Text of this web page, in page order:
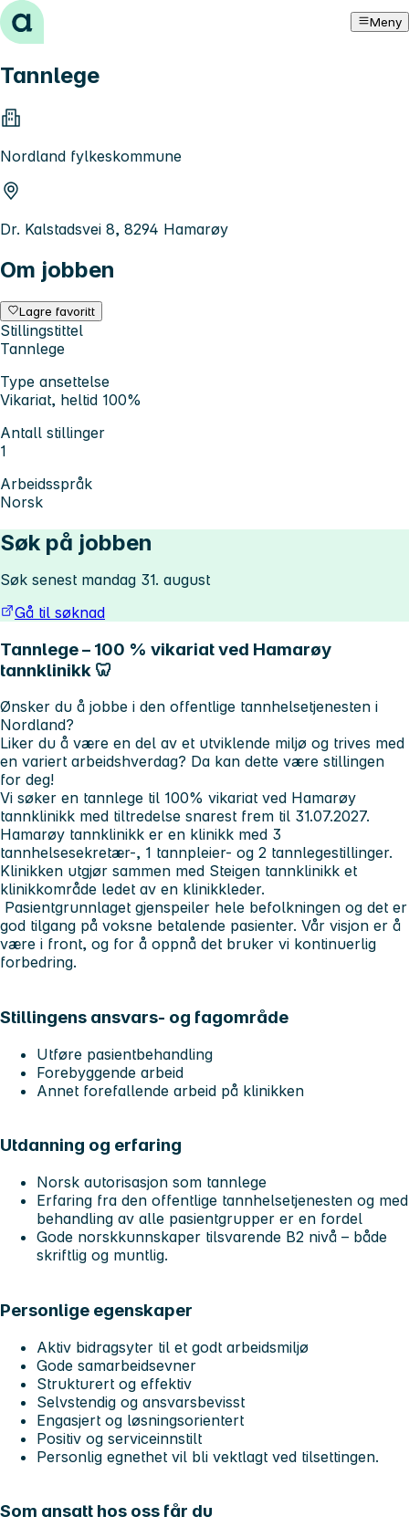
Hopp til innhold Meny
Tannlege
Nordland fylkeskommune
Dr. Kalstadsvei 8, 8294 Hamarøy
Om jobben
Lagre favoritt
Stillingstittel
Tannlege
Type ansettelse
Vikariat, heltid 100%
Antall stillinger
1
Arbeidsspråk
Norsk
Søk på jobben
Søk senest mandag 31. august
Gå til søknad
Tannlege – 100 % vikariat ved Hamarøy
tannklinikk 🦷
Ønsker du å jobbe i den offentlige tannhelsetjenesten i
Nordland?
Liker du å være en del av et utviklende miljø og trives med
en variert arbeidshverdag? Da kan dette være stillingen
for deg!
Vi søker en tannlege til 100% vikariat ved Hamarøy
tannklinikk med tiltredelse snarest frem til 31.07.2027.
Hamarøy tannklinikk er en klinikk med 3
tannhelsesekretær-, 1 tannpleier- og 2 tannlegestillinger.
Klinikken utgjør sammen med Steigen tannklinikk et
klinikkområde ledet av en klinikkleder.
Pasientgrunnlaget gjenspeiler hele befolkningen og det er
god tilgang på voksne betalende pasienter. Vår visjon er å
være i front, og for å oppnå det bruker vi kontinuerlig
forbedring.
Stillingens ansvars- og fagområde
Utføre pasientbehandling
Forebyggende arbeid
Annet forefallende arbeid på klinikken
Utdanning og erfaring
Norsk autorisasjon som tannlege
Erfaring fra den offentlige tannhelsetjenesten og med
behandling av alle pasientgrupper er en fordel
Gode norskkunnskaper tilsvarende B2 nivå – både
skriftlig og muntlig.
Personlige egenskaper
Aktiv bidragsyter til et godt arbeidsmiljø
Gode samarbeidsevner
Strukturert og effektiv
Selvstendig og ansvarsbevisst
Engasjert og løsningsorientert
Positiv og serviceinnstilt
Personlig egnethet vil bli vektlagt ved tilsettingen.
Som ansatt hos oss får du